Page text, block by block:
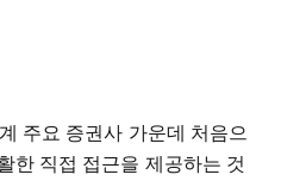
주요 증권사 가운데 처음으
한 직접 접근을 제공하는 것